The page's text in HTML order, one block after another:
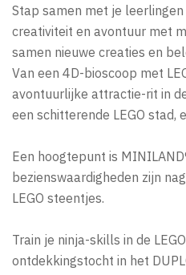
Stap samen met je
creativiteit en avontuur met
samen nieuwe creaties en
Van een 4D-bioscoop met
avontuurlijke attractie-rit in
een schitterende LEGO stad,
Een hoogtepunt is
bezienswaardigheden zijn
LEGO steentjes.
Train je ninja-skills in de
ontdekkingstocht in het